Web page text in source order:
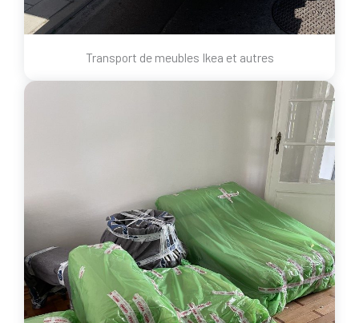
Transport de meubles Ikea et autres